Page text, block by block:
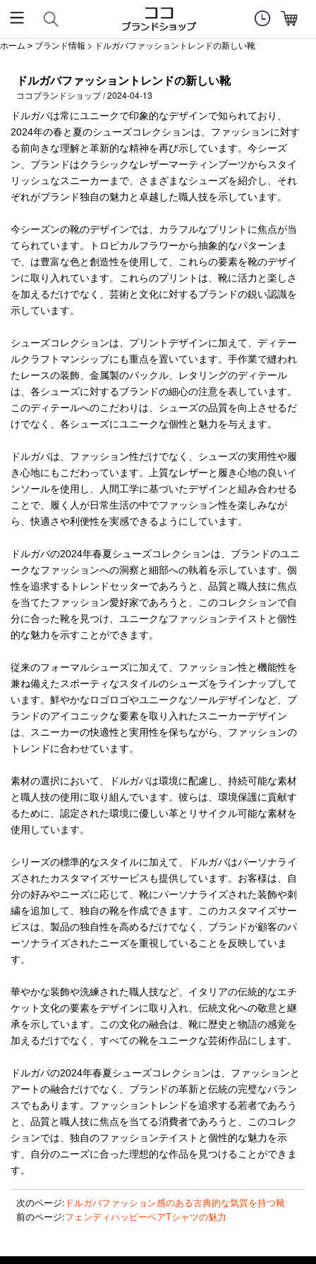
ホーム > ブランド情報 > ドルガバファッショントレンドの新しい靴
ドルガバファッショントレンドの新しい靴
ココブランドショップ / 2024-04-13
ドルガバは常にユニークで印象的なデザインで知られており、
2024年の春と夏のシューズコレクションは、ファッションに対す
る前向きな理解と革新的な精神を再び示しています。今シーズ
ン、ブランドはクラシックなレザーマーティンブーツからスタイ
リッシュなスニーカーまで、さまざまなシューズを紹介し、それ
ぞれがブランド独自の魅力と卓越した職人技を示しています。
今シーズンの靴のデザインでは、カラフルなプリントに焦点が当
てられています。トロピカルフラワーから抽象的なパターンま
で、は豊富な色と創造性を使用して、これらの要素を靴のデザイ
ンに取り入れています。これらのプリントは、靴に活力と楽しさ
を加えるだけでなく、芸術と文化に対するブランドの鋭い認識を
示しています。
シューズコレクションは、プリントデザインに加えて、ディテー
ルクラフトマンシップにも重点を置いています。手作業で縫われ
たレースの装飾、金属製のバックル、レタリングのディテール
は、各シューズに対するブランドの細心の注意を表しています。
このディテールへのこだわりは、シューズの品質を向上させるだ
けでなく、各シューズにユニークな個性と魅力を与えます。
ドルガバは、ファッション性だけでなく、シューズの実用性や履
き心地にもこだわっています。上質なレザーと履き心地の良いイ
ンソールを使用し、人間工学に基づいたデザインと組み合わせる
ことで、履く人が日常生活の中でファッション性を楽しみなが
ら、快適さや利便性を実感できるようにしています。
ドルガバの2024年春夏シューズコレクションは、ブランドのユニ
ークなファッションへの洞察と細部への執着を示しています。個
性を追求するトレンドセッターであろうと、品質と職人技に焦点
を当てたファッション愛好家であろうと、このコレクションで自
分に合った靴を見つけ、ユニークなファッションテイストと個性
的な魅力を示すことができます。
従来のフォーマルシューズに加えて、ファッション性と機能性を
兼ね備えたスポーティなスタイルのシューズをラインナップして
います。鮮やかなロゴロゴやユニークなソールデザインなど、ブ
ランドのアイコニックな要素を取り入れたスニーカーデザイン
は、スニーカーの快適性と実用性を保ちながら、ファッションの
トレンドに合わせています。
素材の選択において、ドルガバは環境に配慮し、持続可能な素材
と職人技の使用に取り組んでいます。彼らは、環境保護に貢献す
るために、認定された環境に優しい革とリサイクル可能な素材を
使用しています。
シリーズの標準的なスタイルに加えて、ドルガバはパーソナライ
ズされたカスタマイズサービスも提供しています。お客様は、自
分の好みやニーズに応じて、靴にパーソナライズされた装飾や刺
繍を追加して、独自の靴を作成できます。このカスタマイズサー
ビスは、製品の独自性を高めるだけでなく、ブランドが顧客のパ
ーソナライズされたニーズを重視していることを反映していま
す。
華やかな装飾や洗練された職人技など、イタリアの伝統的なエチ
ケット文化の要素をデザインに取り入れ、伝統文化への敬意と継
承を示しています。この文化の融合は、靴に歴史と物語の感覚を
加えるだけでなく、すべての靴をユニークな芸術作品にします。
ドルガバの2024年春夏シューズコレクションは、ファッションと
アートの融合だけでなく、ブランドの革新と伝統の完璧なバラン
スでもあります。ファッショントレンドを追求する若者であろう
と、品質と職人技に焦点を当てる消費者であろうと、このコレク
ションでは、独自のファッションテイストと個性的な魅力を示
す、自分のニーズに合った理想的な作品を見つけることができま
す。
次のページ: ドルガバファッション感のある古典的な気質を持つ靴
前のページ:フェンディハッピーベアTシャツの魅力